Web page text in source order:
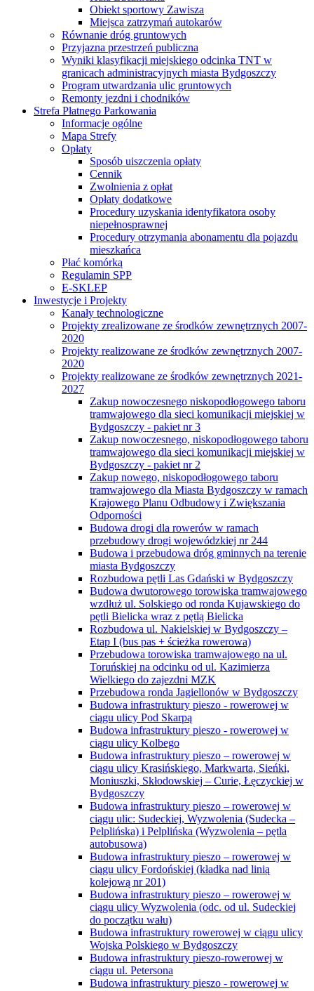
Obiekt sportowy Zawisza
Miejsca zatrzymań autokarów
Równanie dróg gruntowych
Przyjazna przestrzeń publiczna
Wyniki klasyfikacji miejskiego odcinka TNT w
granicach administracyjnych miasta Bydgoszczy
Program utwardzania ulic gruntowych
Remonty jezdni i chodników
Strefa Płatnego Parkowania
Informacje ogólne
Mapa Strefy
Opłaty
Sposób uiszczenia opłaty
Cennik
Zwolnienia z opłat
Opłaty dodatkowe
Procedury uzyskania identyfikatora osoby
niepełnosprawnej
Procedury otrzymania abonamentu dla pojazdu
mieszkańca
Płać komórką
Regulamin SPP
E-SKLEP
Inwestycje i Projekty
Kanały technologiczne
Projekty zrealizowane ze środków zewnętrznych 2007-
2020
Projekty realizowane ze środków zewnętrznych 2007-
2020
Projekty realizowane ze środków zewnętrznych 2021-
2027
Zakup nowoczesnego niskopodłogowego taboru
tramwajowego dla sieci komunikacji miejskiej w
Bydgoszczy - pakiet nr 3
Zakup nowoczesnego, niskopodłogowego taboru
tramwajowego dla sieci komunikacji miejskiej w
Bydgoszczy - pakiet nr 2
Zakup nowego, niskopodłogowego taboru
tramwajowego dla Miasta Bydgoszczy w ramach
Krajowego Planu Odbudowy i Zwiększania
Odporności
Budowa drogi dla rowerów w ramach
przebudowy drogi wojewódzkiej nr 244
Budowa i przebudowa dróg gminnych na terenie
miasta Bydgoszczy
Rozbudowa pętli Las Gdański w Bydgoszczy
Budowa dwutorowego torowiska tramwajowego
wzdłuż ul. Solskiego od ronda Kujawskiego do
pętli Bielicka wraz z pętlą Bielicka
Rozbudowa ul. Nakielskiej w Bydgoszczy –
Etap I (bus pas + ścieżka rowerowa)
Przebudowa torowiska tramwajowego na ul.
Toruńskiej na odcinku od ul. Kazimierza
Wielkiego do zajezdni MZK
Przebudowa ronda Jagiellonów w Bydgoszczy
Budowa infrastruktury pieszo - rowerowej w
ciągu ulicy Pod Skarpą
Budowa infrastruktury pieszo - rowerowej w
ciągu ulicy Kolbego
Budowa infrastruktury pieszo – rowerowej w
ciągu ulicy Krasińskiego, Markwarta, Sieńki,
Moniuszki, Skłodowskiej – Curie, Łęczyckiej w
Bydgoszczy
Budowa infrastruktury pieszo – rowerowej w
ciągu ulic: Sudeckiej, Wyzwolenia (Sudecka –
Pelplińska) i Pelplińska (Wyzwolenia – pętla
autobusowa)
Budowa infrastruktury pieszo – rowerowej w
ciągu ulicy Fordońskiej (kładka nad linią
kolejową nr 201)
Budowa infrastruktury pieszo – rowerowej w
ciągu ulicy Wyzwolenia (odc. od ul. Sudeckiej
do początku wału)
Budowa infrastruktury rowerowej w ciągu ulicy
Wojska Polskiego w Bydgoszczy
Budowa infrastruktury pieszo-rowerowej w
ciągu ul. Petersona
Budowa infrastruktury pieszo - rowerowej w